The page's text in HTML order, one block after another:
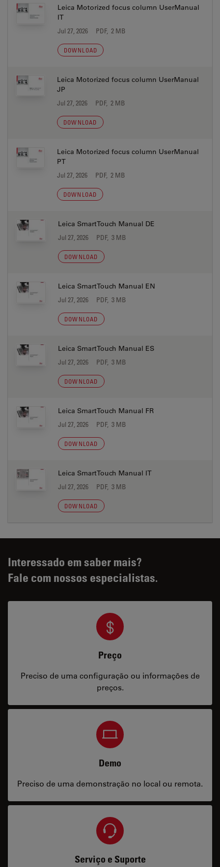
Leica Motorized focus column UserManual
IT
Jul 27, 2026 PDF, 2 MB
DOWNLOAD
Leica Motorized focus column UserManual
JP
Jul 27, 2026 PDF, 2 MB
DOWNLOAD
Leica Motorized focus column UserManual
PT
Jul 27, 2026 PDF, 2 MB
DOWNLOAD
Leica SmartTouch Manual DE
Jul 27, 2026 PDF, 3 MB
DOWNLOAD
Leica SmartTouch Manual EN
Jul 27, 2026 PDF, 3 MB
DOWNLOAD
Leica SmartTouch Manual ES
Jul 27, 2026 PDF, 3 MB
DOWNLOAD
Leica SmartTouch Manual FR
Jul 27, 2026 PDF, 3 MB
DOWNLOAD
Leica SmartTouch Manual IT
Jul 27, 2026 PDF, 3 MB
DOWNLOAD
Interessado em saber mais?
Fale com nossos especialistas.
Preço
Preciso de uma configuração ou informações de
preços.
Demo
Preciso de uma demonstração no local ou remota.
Serviço e Suporte